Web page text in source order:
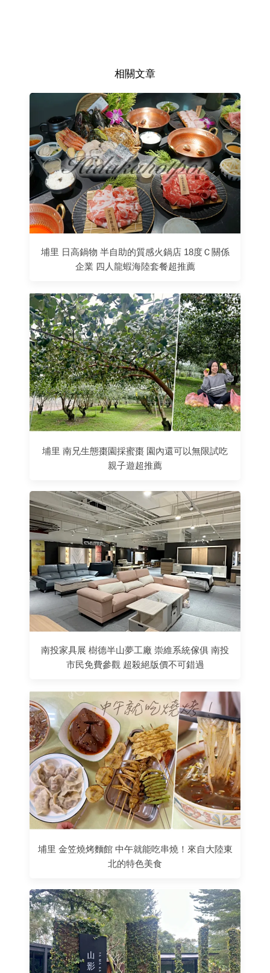
相關文章
埔里 日高鍋物 半自助的質感火鍋店 18度Ｃ關係
企業 四人龍蝦海陸套餐超推薦
埔里 南兄生態棗園採蜜棗 園內還可以無限試吃
親子遊超推薦
南投家具展 樹德半山夢工廠 崇維系統傢俱 南投
市民免費參觀 超殺絕版價不可錯過
埔里 金笠燒烤麵館 中午就能吃串燒！來自大陸東
北的特色美食